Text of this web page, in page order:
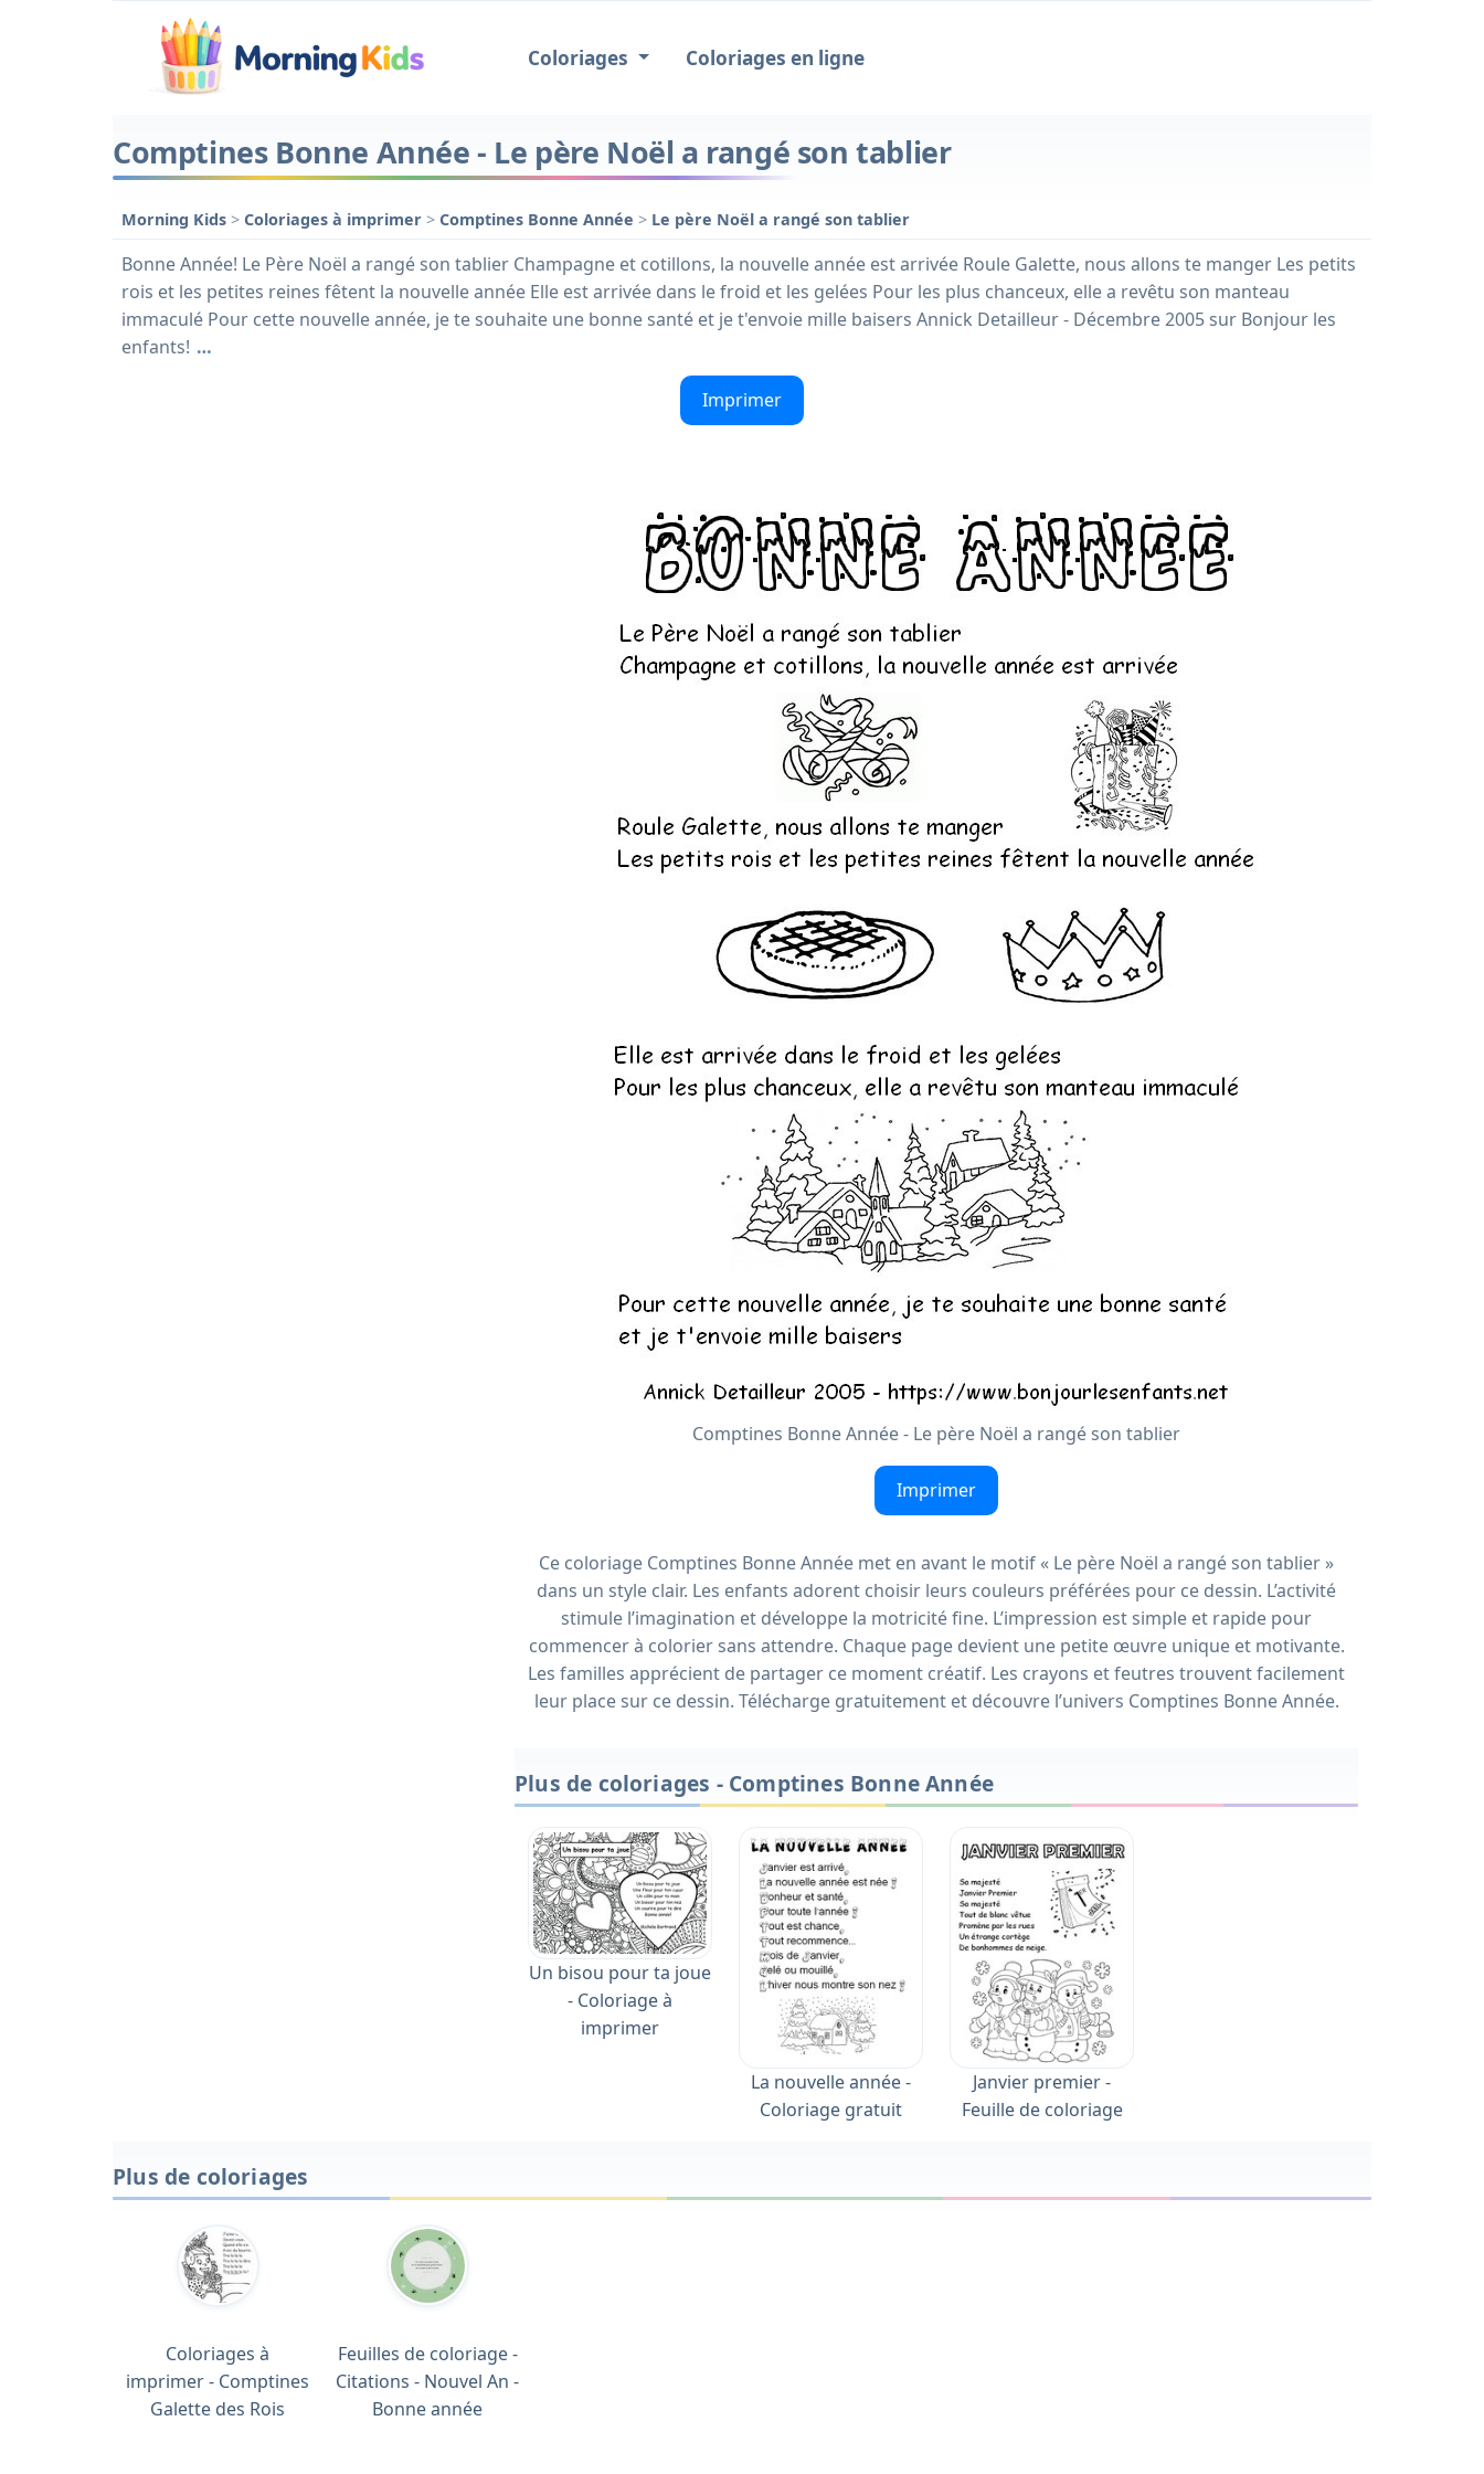
Coloriages Coloriages en ligne
Comptines Bonne Année - Le père Noël a rangé son tablier
Morning Kids > Coloriages à imprimer > Comptines Bonne Année > Le père Noël a rangé son tablier
Bonne Année! Le Père Noël a rangé son tablier Champagne et cotillons, la nouvelle année est arrivée Roule Galette, nous allons te manger Les petits
rois et les petites reines fêtent la nouvelle année Elle est arrivée dans le froid et les gelées Pour les plus chanceux, elle a revêtu son manteau
immaculé Pour cette nouvelle année, je te souhaite une bonne santé et je t'envoie mille baisers Annick Detailleur - Décembre 2005 sur Bonjour les
enfants! …
Imprimer
Comptines Bonne Année - Le père Noël a rangé son tablier
Imprimer
Ce coloriage Comptines Bonne Année met en avant le motif « Le père Noël a rangé son tablier »
dans un style clair. Les enfants adorent choisir leurs couleurs préférées pour ce dessin. L’activité
stimule l’imagination et développe la motricité fine. L’impression est simple et rapide pour
commencer à colorier sans attendre. Chaque page devient une petite œuvre unique et motivante.
Les familles apprécient de partager ce moment créatif. Les crayons et feutres trouvent facilement
leur place sur ce dessin. Télécharge gratuitement et découvre l’univers Comptines Bonne Année.
Plus de coloriages - Comptines Bonne Année
Un bisou pour ta joue
- Coloriage à
imprimer
La nouvelle année -
Coloriage gratuit
Janvier premier -
Feuille de coloriage
Plus de coloriages
Coloriages à
imprimer - Comptines
Galette des Rois
Feuilles de coloriage -
Citations - Nouvel An -
Bonne année